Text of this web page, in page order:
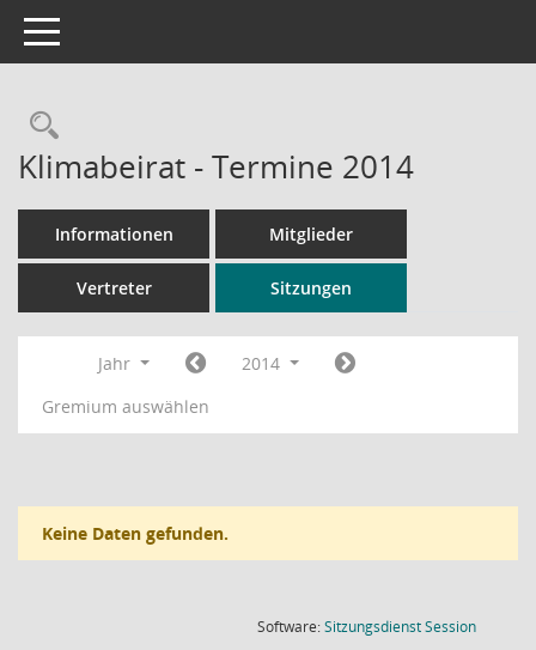
Toggle navigation
Rechercheauswahl
Klimabeirat - Termine 2014
Informationen Mitglieder
Vertreter Sitzungen
Jahr
2014
Gremium auswählen
Keine Daten gefunden.
Software:SitzungsdienstSession(Wird in